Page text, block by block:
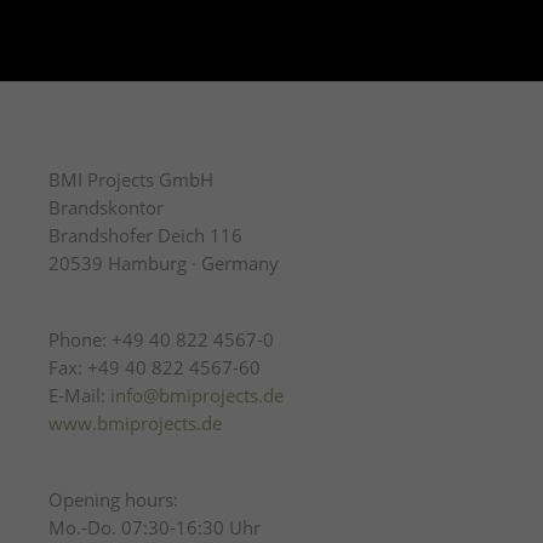
BMI Projects GmbH
Brandskontor
Brandshofer Deich 116
20539 Hamburg · Germany
Phone: +49 40 822 4567-0
Fax: +49 40 822 4567-60
E-Mail: info@bmiprojects.de
www.bmiprojects.de
Opening hours:
Mo.-Do. 07:30-16:30 Uhr